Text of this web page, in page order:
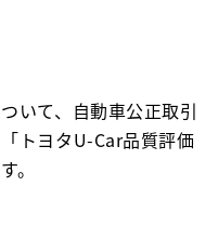
いて、自動車公正取引
トヨタU-Car品質評価
。